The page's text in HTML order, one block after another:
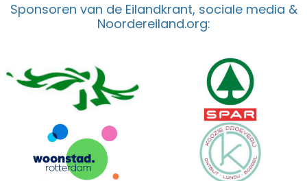
Sponsoren van de Eilandkrant, sociale media &
Noordereiland.org: